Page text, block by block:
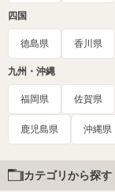
四国
徳島県 香川県
九州・沖縄
福岡県 佐賀県
鹿児島県 沖縄県
カテゴリから探す